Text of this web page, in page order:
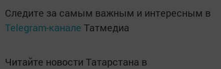
Следите за самым важным и интересным в
Telegram-канале Татмедиа
Читайте новости Татарстана в